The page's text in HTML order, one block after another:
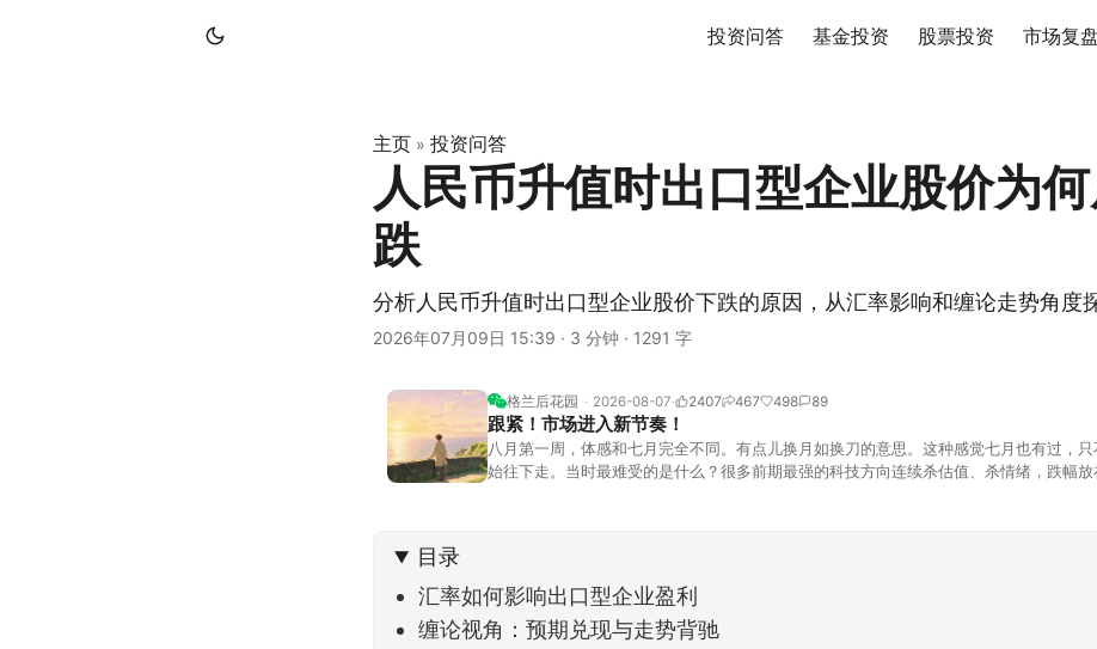
投资问答 基金投资 股票投资 市场复盘
主页 » 投资问答
人民币升值时出口型企业股价为
跌
分析人民币升值时出口型企业股价下跌的原因，从汇率影响和缠论走势角度
2026年07月09日 15:39 · 3 分钟 · 1291 字
格兰后花园 2026-08-07 2407 467 498 89
跟紧！市场进入新节奏！
八月第一周，体感和七月完全不同。有点儿换月如换刀的意思。这种感觉七月也有过，
始往下走。当时最难受的是什么？很多前期最强的科技方向连续杀估值、杀情绪，跌幅放
目录
汇率如何影响出口型企业盈利
缠论视角：预期兑现与走势背驰